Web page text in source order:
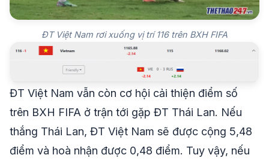
ĐT Việt Nam rơi xuống vị trí 116 trên BXH FIFA
ĐT Việt Nam vẫn còn cơ hội cải thiện điểm số
trên BXH FIFA ở trận tới gặp ĐT Thái Lan. Nếu
thắng Thái Lan, ĐT Việt Nam sẽ được cộng 5,48
điểm và hoà nhận được 0,48 điểm. Tuy vậy, nếu